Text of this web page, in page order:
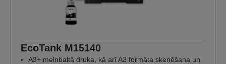
EcoTank M15140
A3+ melnbaltā druka, kā arī A3 formāta skenēšana un